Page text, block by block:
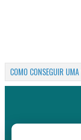
COMO CONSEGUIR